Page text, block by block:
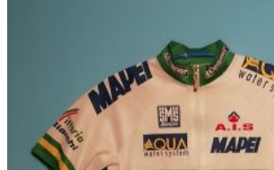
Deze
optie
kan
gekozen
worden
op
de